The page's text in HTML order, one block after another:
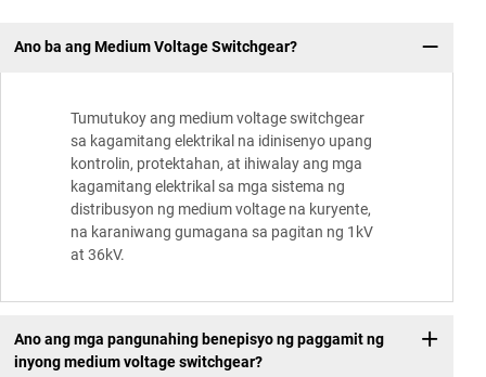
Ano ba ang Medium Voltage Switchgear?
Tumutukoy ang medium voltage switchgear
sa kagamitang elektrikal na idinisenyo upang
kontrolin, protektahan, at ihiwalay ang mga
kagamitang elektrikal sa mga sistema ng
distribusyon ng medium voltage na kuryente,
na karaniwang gumagana sa pagitan ng 1kV
at 36kV.
Ano ang mga pangunahing benepisyo ng paggamit ng
inyong medium voltage switchgear?